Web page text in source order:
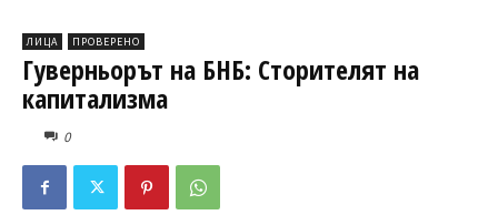
ЛИЦА ПРОВЕРЕНО
Гуверньорът на БНБ: Сторителят на
капитализма
0